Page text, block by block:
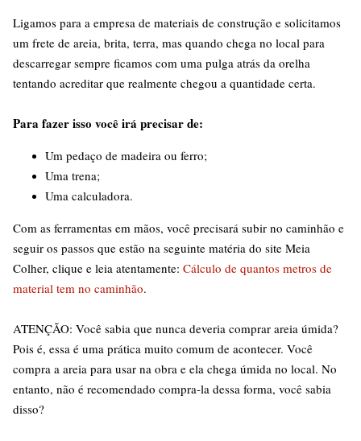
Ligamos para a empresa de materiais de construção e solicitamos
um frete de areia, brita, terra, mas quando chega no local para
descarregar sempre ficamos com uma pulga atrás da orelha
tentando acreditar que realmente chegou a quantidade certa.
Para fazer isso você irá precisar de:
Um pedaço de madeira ou ferro;
Uma trena;
Uma calculadora.
Com as ferramentas em mãos, você precisará subir no caminhão e
seguir os passos que estão na seguinte matéria do site Meia
Colher, clique e leia atentamente: Cálculo de quantos metros de
material tem no caminhão.
ATENÇÃO: Você sabia que nunca deveria comprar areia úmida?
Pois é, essa é uma prática muito comum de acontecer. Você
compra a areia para usar na obra e ela chega úmida no local. No
entanto, não é recomendado compra-la dessa forma, você sabia
disso?